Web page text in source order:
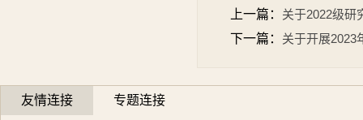
上一篇： 关于2022级研
下一篇： 关于开展2023
友情连接 专题连接